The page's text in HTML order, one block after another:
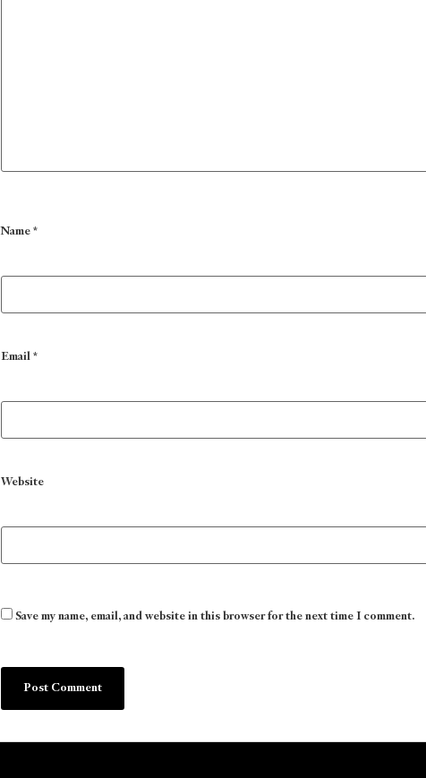
Name*
Email*
Website
Save my name, email, and website in this browser for the next time I comment.